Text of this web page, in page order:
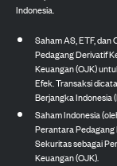
Indonesia.
Saham AS, ETF,
Pedagang Derivatif
Keuangan (OJK)
Efek. Transaksi
Berjangka Indonesia
Saham Indonesia
Perantara Pedagang
Sekuritas sebagai
Keuangan (OJK).